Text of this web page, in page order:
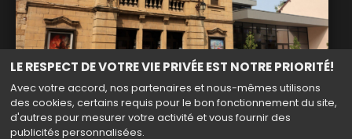
LE RESPECT DE VOTRE VIE PRIVÉE EST NOTRE PRIORITÉ!
Avec votre accord, nos partenaires et nous-mêmes utilisons
des cookies, certains requis pour le bon fonctionnement du site,
d'autres pour mesurer votre activité et vous fournir des
publicités personnalisées.